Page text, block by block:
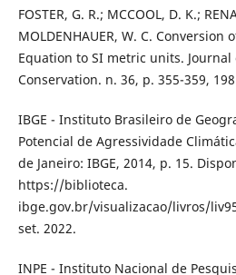
FOSTER, G. R.; MCCOOL, D. K.;
MOLDENHAUER, W. C. Conversion
Equation to SI metric units.
Conservation. n. 36, p. 355-359,
IBGE - Instituto Brasileiro de
Potencial de Agressividade
de Janeiro: IBGE, 2014, p. 15.
https://biblioteca.
ibge.gov.br/visualizacao/livros/
set. 2022.
INPE - Instituto Nacional de